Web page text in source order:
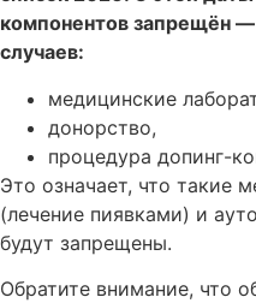
компонентов запрещён
случаев:
медицинские
донорство,
процедура допинг-
Это означает, что такие
(лечение пиявками) и
будут запрещены.
Обратите внимание, что